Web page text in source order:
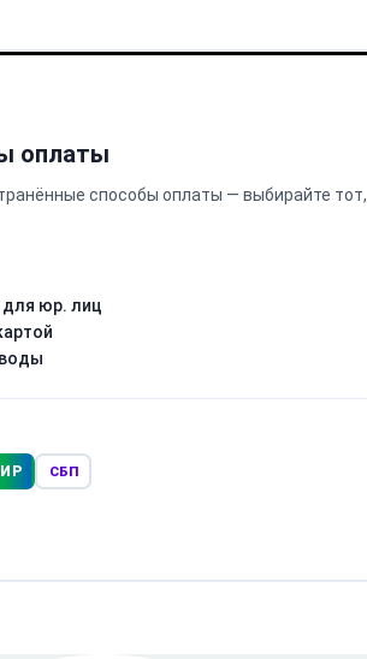
оплаты
способы оплаты — выбирайте тот,
для юр. лиц
СБП